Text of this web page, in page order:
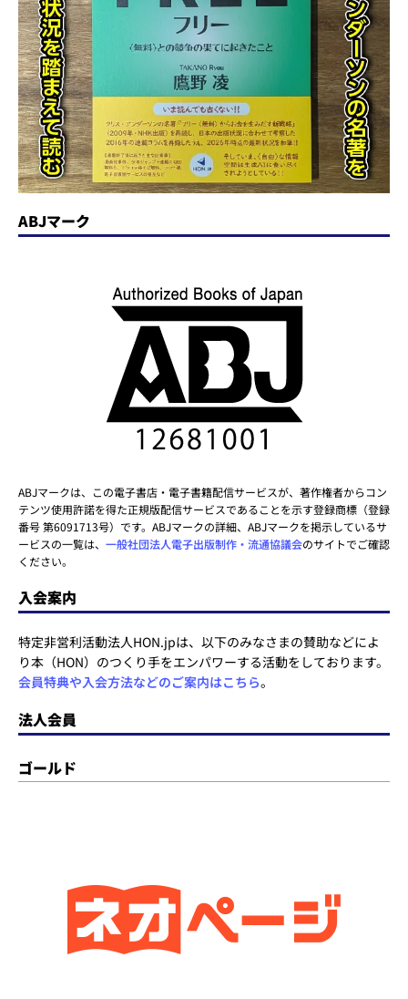
ABJマーク
ABJマークは、この電子書店・電子書籍配信サービスが、著作権者からコン
テンツ使用許諾を得た正規版配信サービスであることを示す登録商標（登録
番号 第6091713号）です。ABJマークの詳細、ABJマークを掲示しているサ
ービスの一覧は、 一般社団法人電子出版制作・流通協議会のサイトでご確認
ください。
入会案内
特定非営利活動法人HON.jpは、以下のみなさまの賛助などによ
り本（HON）のつくり手をエンパワーする活動をしております。
会員特典や入会方法などのご案内はこちら。
法人会員
ゴールド